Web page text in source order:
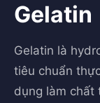
Gelatin
Gelatin là
tiêu chuẩn
dụng làm chất